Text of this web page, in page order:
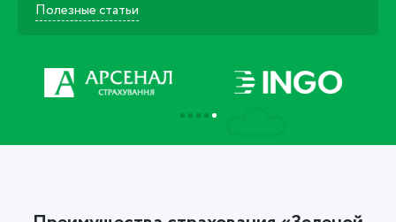
Полезные статьи